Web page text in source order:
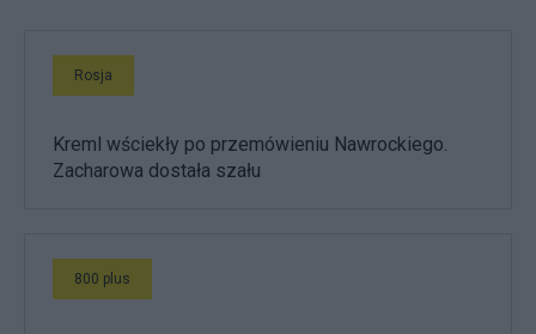
Rosja
Kreml wściekły po przemówieniu Nawrockiego.
Zacharowa dostała szału
800 plus